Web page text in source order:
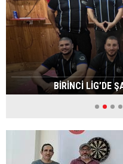
BİRİNCİ LİG’DE